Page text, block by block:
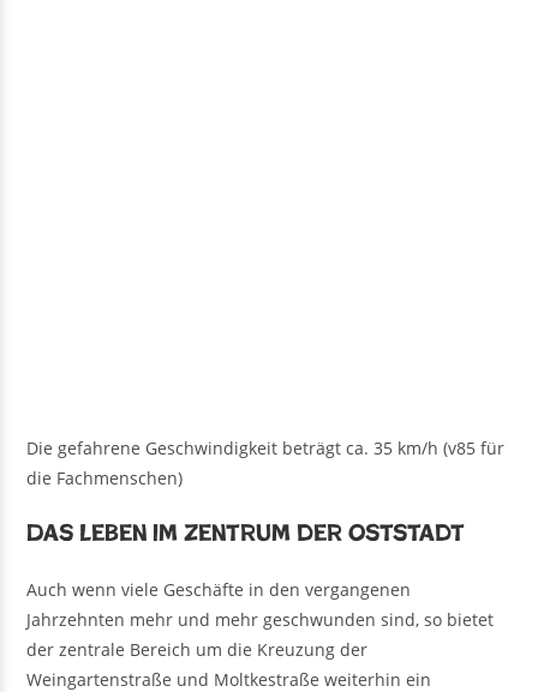
Die gefahrene Geschwindigkeit beträgt ca. 35 km/h (v85 für
die Fachmenschen)
Das Leben im Zentrum der Oststadt
Auch wenn viele Geschäfte in den vergangenen
Jahrzehnten mehr und mehr geschwunden sind, so bietet
der zentrale Bereich um die Kreuzung der
Weingartenstraße und Moltkestraße weiterhin ein